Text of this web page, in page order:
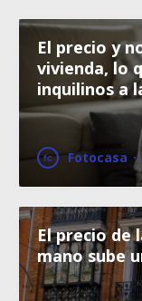
El precio y
vivienda, lo
inquilinos a
Fotocasa ·
El precio de
mano sube